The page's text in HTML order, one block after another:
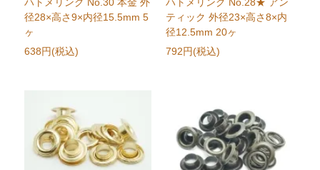
径28×高さ9×内径15.5mm 5
ヶ
638円(税込)
ティック 外径23×高さ8×内
径12.5mm 20ヶ
792円(税込)